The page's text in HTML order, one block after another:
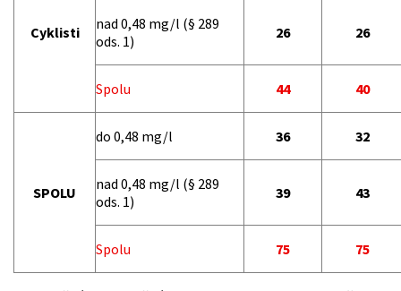
Cyklisti
nad 0,48 mg/l (§ 289
ods. 1)
26 26
Spolu 44 40
SPOLU
do 0,48 mg/l 36 32
nad 0,48 mg/l (§ 289
ods. 1)
39 43
Spolu 75 75